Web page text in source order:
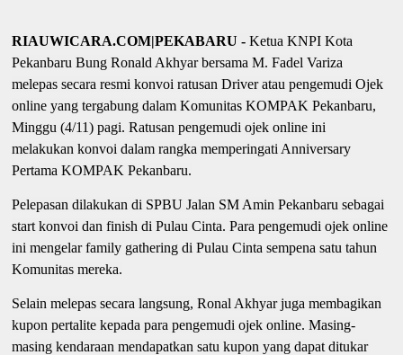
RIAUWICARA.COM|PEKABARU - Ketua KNPI Kota
Pekanbaru Bung Ronald Akhyar bersama M. Fadel Variza
melepas secara resmi konvoi ratusan Driver atau pengemudi Ojek
online yang tergabung dalam Komunitas KOMPAK Pekanbaru,
Minggu (4/11) pagi. Ratusan pengemudi ojek online ini
melakukan konvoi dalam rangka memperingati Anniversary
Pertama KOMPAK Pekanbaru.
Pelepasan dilakukan di SPBU Jalan SM Amin Pekanbaru sebagai
start konvoi dan finish di Pulau Cinta. Para pengemudi ojek online
ini mengelar family gathering di Pulau Cinta sempena satu tahun
Komunitas mereka.
Selain melepas secara langsung, Ronal Akhyar juga membagikan
kupon pertalite kepada para pengemudi ojek online. Masing-
masing kendaraan mendapatkan satu kupon yang dapat ditukar